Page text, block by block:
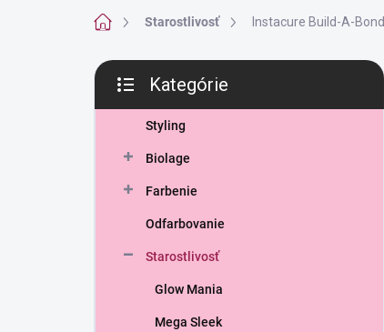
DomovStarostlivosť Instacure Build-A-Bond
B
č
kategórie
Kategórie
Styling
Biolage
Farbenie
Odfarbovanie
Starostlivosť
Glow Mania
Mega Sleek